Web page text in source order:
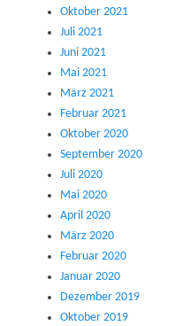
Oktober 2021
Juli 2021
Juni 2021
Mai 2021
März 2021
Februar 2021
Oktober 2020
September 2020
Juli 2020
Mai 2020
April 2020
März 2020
Februar 2020
Januar 2020
Dezember 2019
Oktober 2019